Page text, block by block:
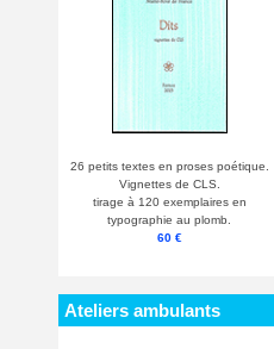
26 petits textes en proses poétique.
Vignettes de CLS.
tirage à 120 exemplaires en
typographie au plomb.
60 €
Ateliers ambulants